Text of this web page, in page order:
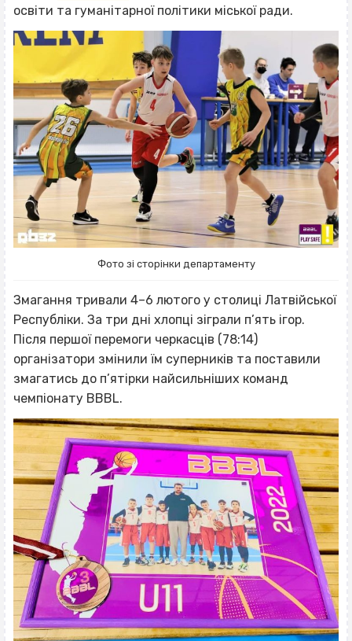
освіти та гуманітарної політики міської ради.
Фото зі сторінки департаменту
Змагання тривали 4–6 лютого у столиці Латвійської
Республіки. За три дні хлопці зіграли п’ять ігор.
Після першої перемоги черкасців (78:14)
організатори змінили їм суперників та поставили
змагатись до п’ятірки найсильніших команд
чемпіонату BBBL.